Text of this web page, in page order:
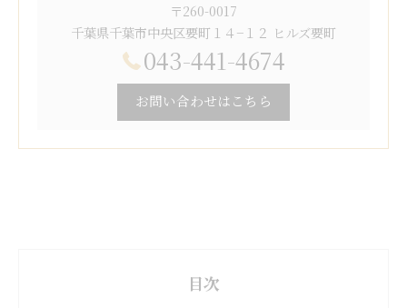
〒260-0017
千葉県千葉市中央区要町１４−１２ ヒルズ要町
043-441-4674
お問い合わせはこちら
目次